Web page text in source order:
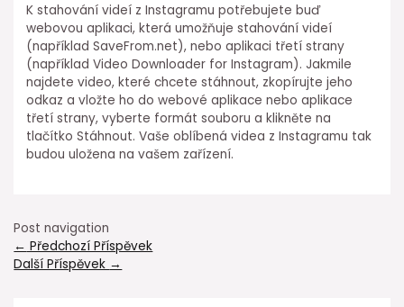
K stahování videí z Instagramu potřebujete buď
webovou aplikaci, která umožňuje stahování videí
(například SaveFrom.net), nebo aplikaci třetí strany
(například Video Downloader for Instagram). Jakmile
najdete video, které chcete stáhnout, zkopírujte jeho
odkaz a vložte ho do webové aplikace nebo aplikace
třetí strany, vyberte formát souboru a klikněte na
tlačítko Stáhnout. Vaše oblíbená videa z Instagramu tak
budou uložena na vašem zařízení.
Post navigation
← Předchozí Příspěvek
Další Příspěvek →